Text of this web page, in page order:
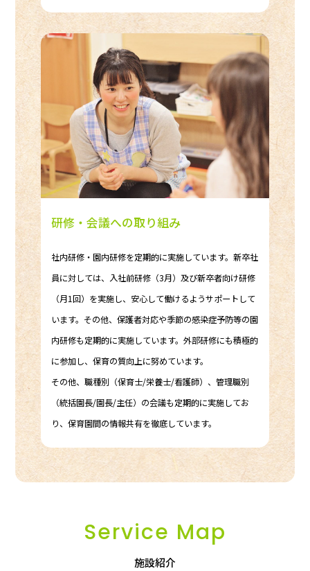
研修・会議への取り組み
社内研修・園内研修を定期的に実施しています。新卒社
員に対しては、入社前研修（3月）及び新卒者向け研修
（月1回）を実施し、安心して働けるようサポートして
います。その他、保護者対応や季節の感染症予防等の園
内研修も定期的に実施しています。外部研修にも積極的
に参加し、保育の質向上に努めています。
その他、職種別（保育士/栄養士/看護師）、管理職別
（統括園長/園長/主任）の会議も定期的に実施してお
り、保育園間の情報共有を徹底しています。
Service Map
施設紹介